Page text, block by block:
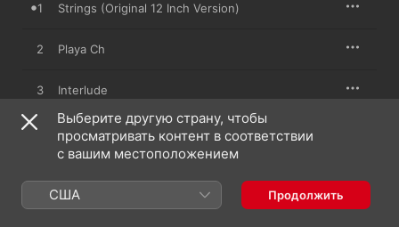
1 Strings (Original 12 Inch Version)
2 Playa Ch
3 Interlude
4 Cus Pie
6 Melanjazz
Выберите другую страну, чтобы
просматривать контент в соответствии
с вашим местоположением
США Продолжить